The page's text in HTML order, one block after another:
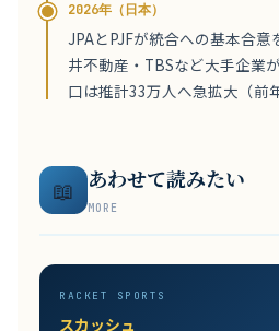
2026年（日本）
JPAとPJFが統合への基本合
井不動産・TBSなど大手企業
口は推計33万人へ急拡大（前
📖 あわせて読みたい
MORE
RACKET SPORTS
スカッシュ